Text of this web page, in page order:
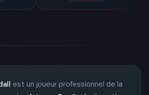
est un joueur professionnel de la